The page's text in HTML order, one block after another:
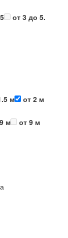
от 3 до 5.
м
от 2 м
м
от 9 м